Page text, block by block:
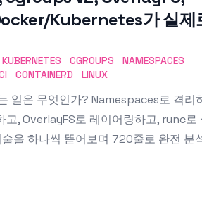
Kubernetes가 실제
KUBERNETES CGROUPS
NAMESPACES
CONTAINERD LINUX
일은 무엇인가? Namespaces로 격리
, OverlayFS로 레이어링하고, runc로
을 하나씩 뜯어보며 720줄로 완전 분